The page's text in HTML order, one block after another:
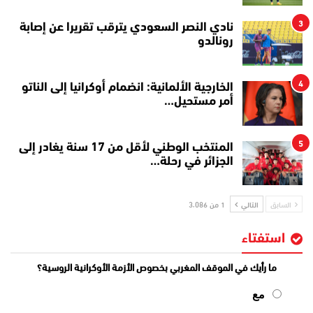
3
نادي النصر السعودي يترقب تقريرا عن إصابة
رونالدو
4
الخارجية الألمانية: انضمام أوكرانيا إلى الناتو
أمر مستحيل…
5
المنتخب الوطني لأقل من 17 سنة يغادر إلى
الجزائر في رحلة…
السابق التالي 1 من 3٬086
استفتاء
ما رأيك في الموقف المغربي بخصوص الأزمة الأوكرانية الروسية؟
مع